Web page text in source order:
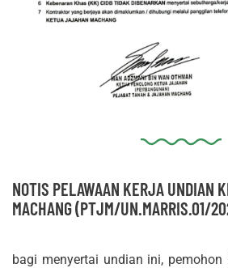
NOTIS PELAWAAN KERJA UNDIAN
MACHANG (PTJM/UN.MARRIS.01/
bagi menyertai undian ini,